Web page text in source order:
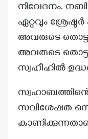
നിവേദനം. നബി
ഏറ്റവും
അവരുടെ
അവരുടെ
സ്വഹീഹിൽ
സവിശേഷത